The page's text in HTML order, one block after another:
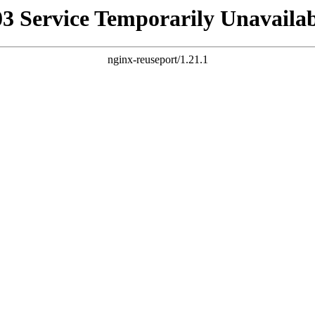
Service Temporarily
nginx-reuseport/1.21.1